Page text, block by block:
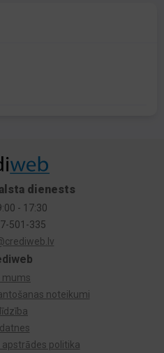
mums
noteikumi
apstrādes politika
dienests
- 17:30
501-335